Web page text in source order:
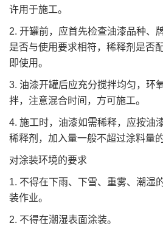
许用于施工。
2. 开罐前，应首先检查油漆品种、
是否与使用要求相符，稀释剂是否
即使用。
3. 油漆开罐后应充分搅拌均匀，环
拌，注意混合时间，方可施工。
4. 施工时，油漆如需稀释，应按油
稀释剂，加入量一般不超过涂料量的
对涂装环境的要求
1. 不得在下雨、下雪、重雾、潮湿
装作业。
2. 不得在潮湿表面涂装。